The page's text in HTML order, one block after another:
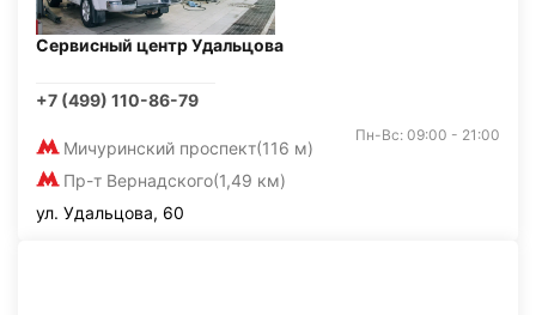
Сервисный центр Удальцова
+7 (499) 110-86-79
Мичуринский проспект(116 м)
Пр-т Вернадского(1,49 км)
Пн-Вс: 09:00 - 21:00
ул. Удальцова, 60